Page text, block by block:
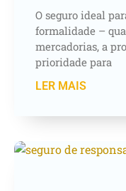
O seguro ideal
formalidade –
mercadorias, a
prioridade para
LER MAIS